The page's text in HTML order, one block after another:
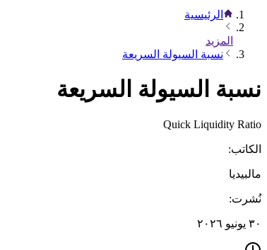
الرئيسية
المزيد
نسبة السيولة السريعة
نسبة السيولة السريعة
Quick Liquidity Ratio
الكاتب:
مالبيديا
نُشرت:
٣٠ يونيو ٢٠٢٦